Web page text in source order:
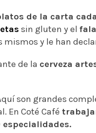
de la carta
sin gluten y el
mismos y le han
de la cerveza
son grandes
En Coté Café
especialidades.